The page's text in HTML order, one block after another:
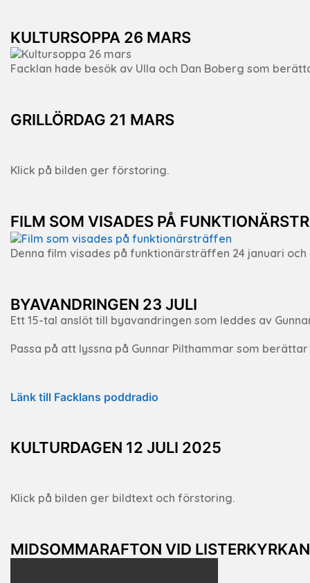
KULTURSOPPA 26 MARS
Facklan hade besök av Ulla och Dan Boberg som
GRILLÖRDAG 21 MARS
Klick på bilden ger förstoring.
FILM SOM VISADES PÅ
Denna film visades på funktionärsträffen 24 januari
BYAVANDRINGEN 23 JULI
Ett 15-tal anslöt till byavandringen som leddes av
Passa på att lyssna på Gunnar Pilthammar som
Länk till Facklans poddradio
KULTURDAGEN 12 JULI 2025
Klick på bilden ger bildtext och förstoring.
MIDSOMMARAFTON VID LISTERKYRKAN